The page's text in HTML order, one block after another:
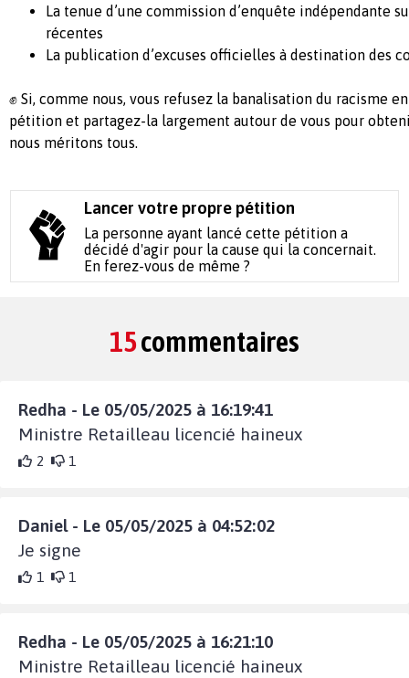
La tenue d’une commission d’enquête indépendante
récentes
La publication d’excuses officielles à destination des
✊ Si, comme nous, vous refusez la banalisation du racisme
pétition et partagez-la largement autour de vous pour
nous méritons tous.
Lancer votre propre pétition
La personne ayant lancé cette pétition a
décidé d'agir pour la cause qui la concernait.
En ferez-vous de même ?
15commentaires
Redha - Le 05/05/2025 à 16:19:41
Ministre Retailleau licencié haineux
2 1
Daniel - Le 05/05/2025 à 04:52:02
Je signe
1 1
Redha - Le 05/05/2025 à 16:21:10
Ministre Retailleau licencié haineux